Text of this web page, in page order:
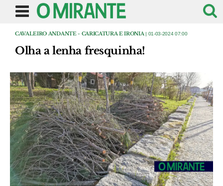
CAVALEIRO ANDANTE - CARICATURA E IRONIA | 01-03-2024 07:00
Olha a lenha fresquinha!